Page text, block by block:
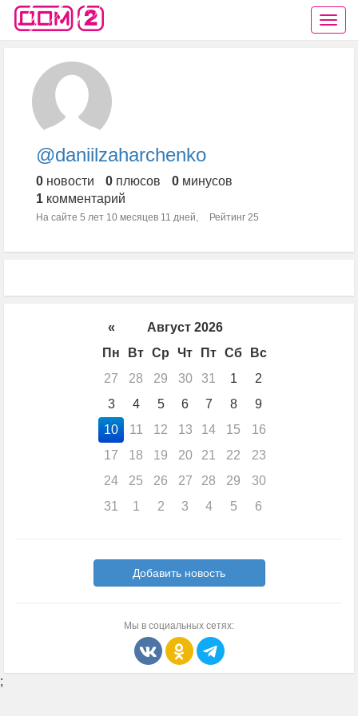
@daniilzaharchenko
0 новости 0 плюсов 0 минусов
1 комментарий
На сайте 5 лет 10 месяцев 11 дней, Рейтинг 25
«
Август 2026
Пн
Вт Ср Чт Пт Сб
Вс
27
28 29 30 31 1
2
3
4 5 6 7 8
9
10
11 12 13 14 15
16
17
18 19 20 21 22
23
24
25 26 27 28 29
30
31
1 2 3 4 5 6
Добавить новость
Мы в социальных сетях:
;